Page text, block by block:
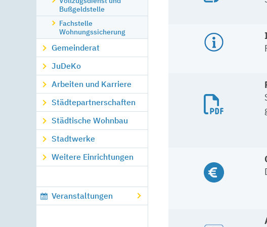
Bußgeldstelle
Fachstelle
Wohnungssicherung
Gemeinderat
JuDeKo
Arbeiten und Karriere
Städtepartnerschaften
Städtische Wohnbau
Stadtwerke
Weitere Einrichtungen
Veranstaltungen